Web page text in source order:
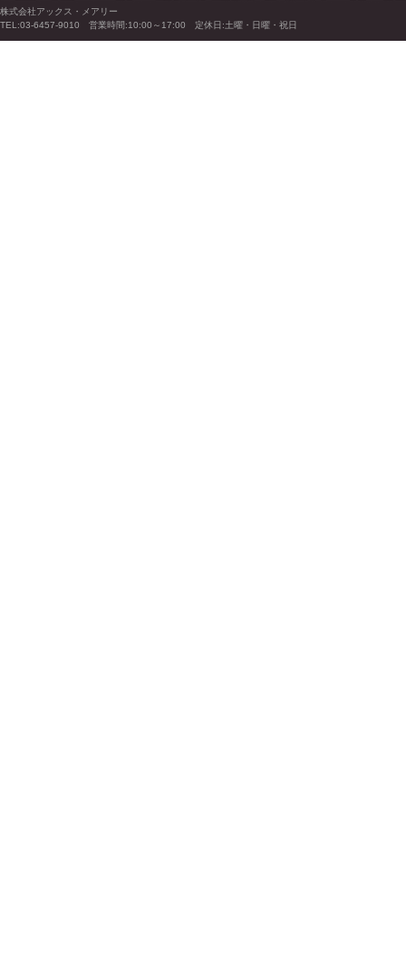
株式会社アックス・メアリー
TEL:03-6457-9010 営業時間:10:00～17:00 定休日:土曜・日曜・祝日